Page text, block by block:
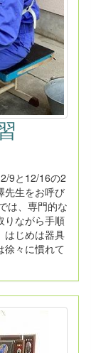
9と12/16の2
先生をお呼び
は、専門的な
りながら手順
はじめは器具
徐々に慣れて